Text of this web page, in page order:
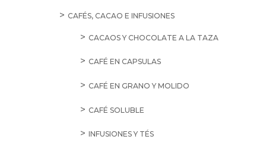
CAFÉS, CACAO E INFUSIONES
CACAOS Y CHOCOLATE A LA TAZA
CAFÉ EN CAPSULAS
CAFÉ EN GRANO Y MOLIDO
CAFÉ SOLUBLE
INFUSIONES Y TÉS